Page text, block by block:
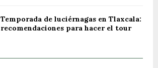
Temporada de luciérnagas en Tlaxcala:
recomendaciones para hacer el tour